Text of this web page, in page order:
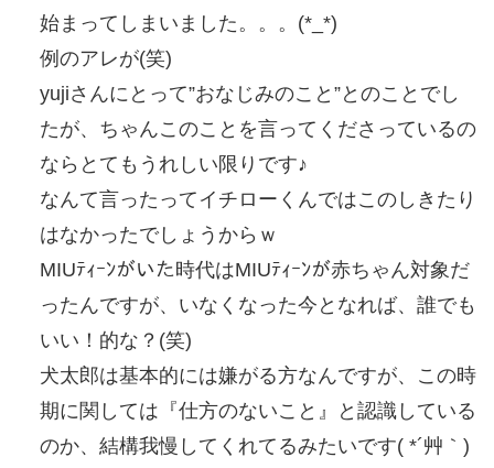
始まってしまいました。。。(*_*)
例のアレが(笑)
yujiさんにとって”おなじみのこと”とのことでし
たが、ちゃんこのことを言ってくださっているの
ならとてもうれしい限りです♪
なんて言ったってイチローくんではこのしきたり
はなかったでしょうからｗ
MIUﾃｨｰﾝがいた時代はMIUﾃｨｰﾝが赤ちゃん対象だ
ったんですが、いなくなった今となれば、誰でも
いい！的な？(笑)
犬太郎は基本的には嫌がる方なんですが、この時
期に関しては『仕方のないこと』と認識している
のか、結構我慢してくれてるみたいです( *´艸｀)